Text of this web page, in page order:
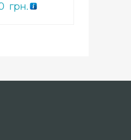
грн.